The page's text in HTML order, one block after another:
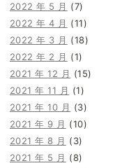
2022 年 5 月 (7)
2022 年 4 月 (11)
2022 年 3 月 (18)
2022 年 2 月 (1)
2021 年 12 月 (15)
2021 年 11 月 (1)
2021 年 10 月 (3)
2021 年 9 月 (10)
2021 年 8 月 (3)
2021 年 5 月 (8)